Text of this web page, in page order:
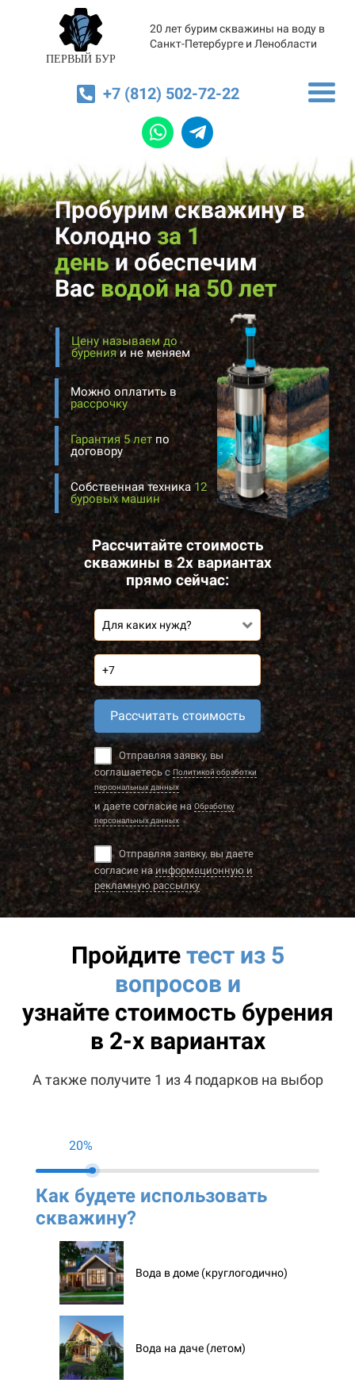
ПЕРВЫЙ БУР
20 лет бурим скважины на воду в
Санкт-Петербурге и Ленобласти
+7 (812) 502-72-22
Пробурим скважину в
Колодно за 1
деньиобеспечим
Васводой на 50 лет
Цену называем до
буренияи не меняем
Собственная техника 12
буровых машин
Можно оплатить в
рассрочку
Рассчитайте стоимость
скважины в 2х вариантах
прямо сейчас:
Для каких нужд?
Рассчитать стоимость
Отправляя заявку, вы
соглашаетесь с Политикой обработки
персональных данных
и даете согласие на Обработку
персональных данных
Отправляя заявку, вы даете
согласие наинформационную и
рекламную рассылку
Гарантия 5 лет по
договору
Пройдитетест из 5
вопросов и
узнайте стоимость бурения
в 2-х вариантах
А также получите 1 из 4 подарков на выбор
20%
Как будете использовать
скважину?
Вода в доме (круглогодично)
Вода на даче (летом)